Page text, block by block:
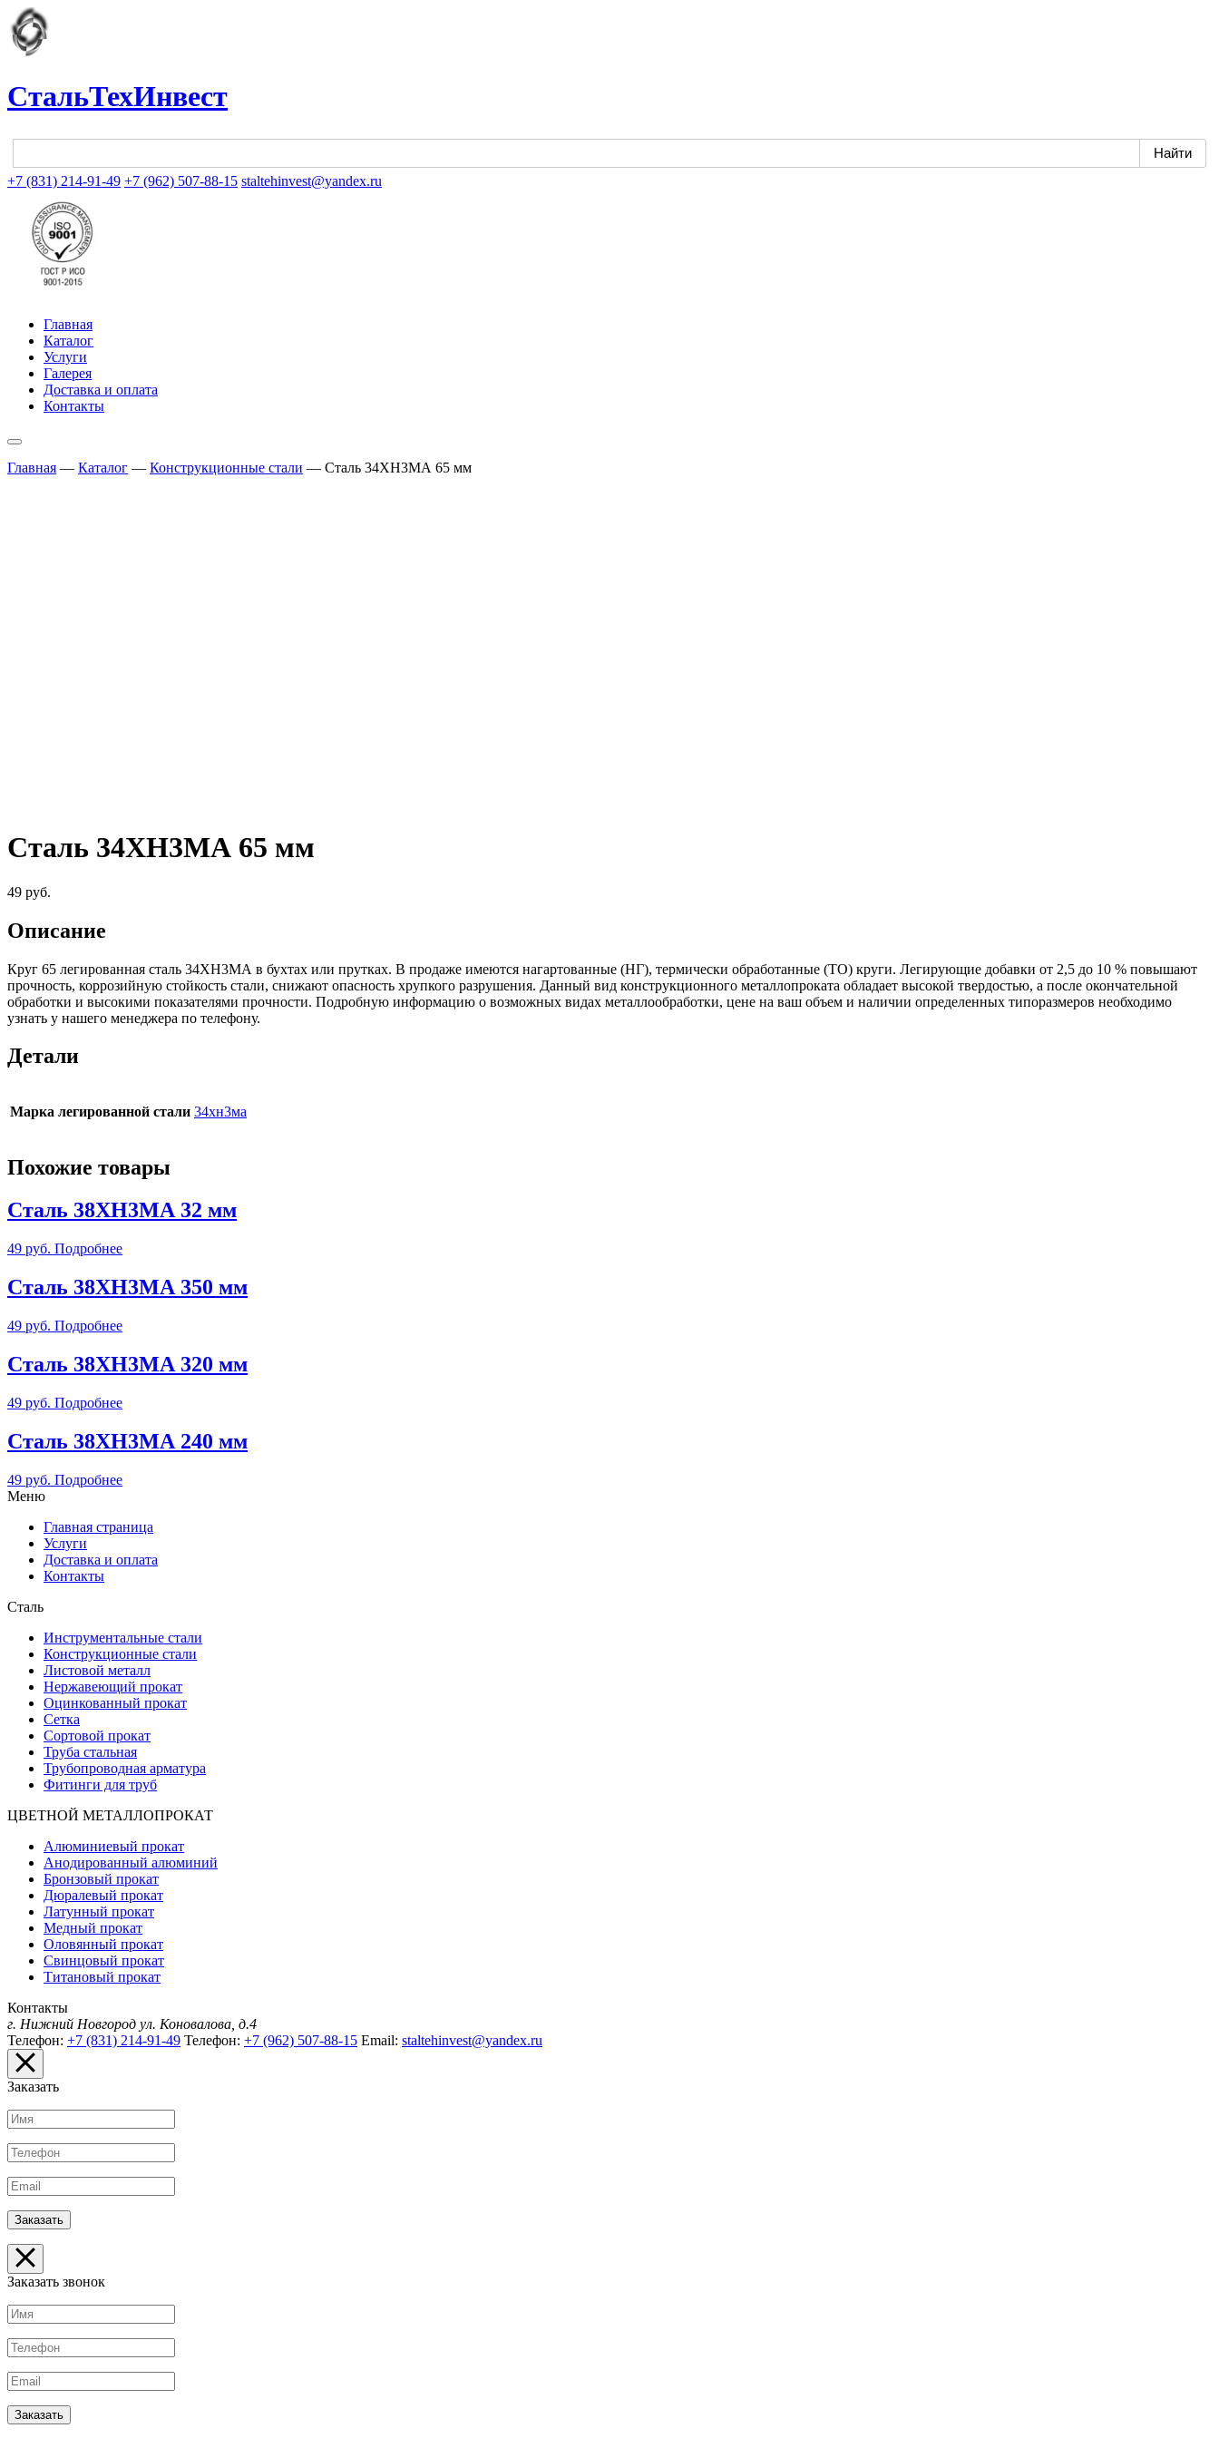
СтальТехИнвест
+7 (831) 214-91-49 +7 (962) 507-88-15 staltehinvest@yandex.ru
Главная
Каталог
Услуги
Галерея
Доставка и оплата
Контакты
Главная — Каталог — Конструкционные стали — Сталь 34ХН3МА 65 мм
Сталь 34ХН3МА 65 мм
49 руб.
Описание
Круг 65 легированная сталь 34ХН3МА в бухтах или прутках. В продаже имеются нагартованные (НГ), термически обработанные (ТО) круги. Легирующие добавки от 2,5 до 10 % повышают
прочность, коррозийную стойкость стали, снижают опасность хрупкого разрушения. Данный вид конструкционного металлопроката обладает высокой твердостью, а после окончательной
обработки и высокими показателями прочности. Подробную информацию о возможных видах металлообработки, цене на ваш объем и наличии определенных типоразмеров необходимо
узнать у нашего менеджера по телефону.
Детали
Марка легированной стали 34хн3ма
Похожие товары
Сталь 38ХН3МА 32 мм
49 руб. Подробнее
Сталь 38ХН3МА 350 мм
49 руб. Подробнее
Сталь 38ХН3МА 320 мм
49 руб. Подробнее
Сталь 38ХН3МА 240 мм
49 руб. Подробнее
Меню
Главная страница
Услуги
Доставка и оплата
Контакты
Сталь
Инструментальные стали
Конструкционные стали
Листовой металл
Нержавеющий прокат
Оцинкованный прокат
Сетка
Сортовой прокат
Труба стальная
Трубопроводная арматура
Фитинги для труб
ЦВЕТНОЙ МЕТАЛЛОПРОКАТ
Алюминиевый прокат
Анодированный алюминий
Бронзовый прокат
Дюралевый прокат
Латунный прокат
Медный прокат
Оловянный прокат
Свинцовый прокат
Титановый прокат
Контакты
г. Нижний Новгород ул. Коновалова, д.4
Телефон: +7 (831) 214-91-49 Телефон: +7 (962) 507-88-15 Email: staltehinvest@yandex.ru
Заказать
Заказать звонок